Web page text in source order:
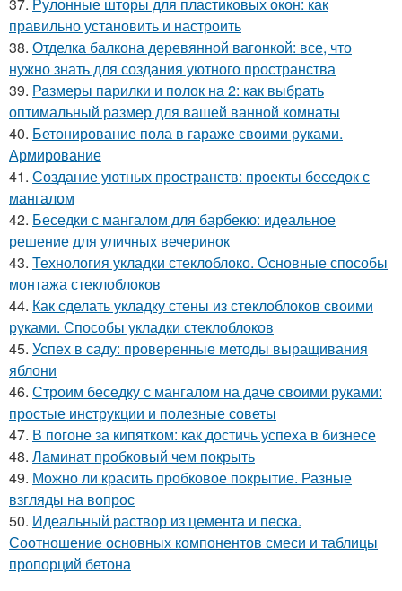
правильно установить и настроить
38. Отделка балкона деревянной вагонкой: все, что
нужно знать для создания уютного пространства
39. Размеры парилки и полок на 2: как выбрать
оптимальный размер для вашей ванной комнаты
40. Бетонирование пола в гараже своими руками.
Армирование
41. Создание уютных пространств: проекты беседок с
мангалом
42. Беседки с мангалом для барбекю: идеальное
решение для уличных вечеринок
43. Технология укладки стеклоблоко. Основные способы
монтажа стеклоблоков
44. Как сделать укладку стены из стеклоблоков своими
руками. Способы укладки стеклоблоков
45. Успех в саду: проверенные методы выращивания
яблони
46. Строим беседку с мангалом на даче своими руками:
простые инструкции и полезные советы
47. В погоне за кипятком: как достичь успеха в бизнесе
48. Ламинат пробковый чем покрыть
49. Можно ли красить пробковое покрытие. Разные
взгляды на вопрос
50. Идеальный раствор из цемента и песка.
Соотношение основных компонентов смеси и таблицы
пропорций бетона